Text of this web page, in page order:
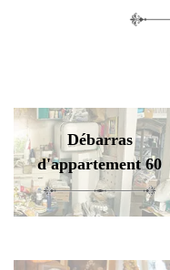
Débarras
d'appartement 60